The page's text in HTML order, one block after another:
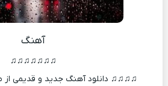
آهنگ
♫♫♫♫♫♫♫
♫♫♫♫ دانلود آهنگ جدید و قدیمی